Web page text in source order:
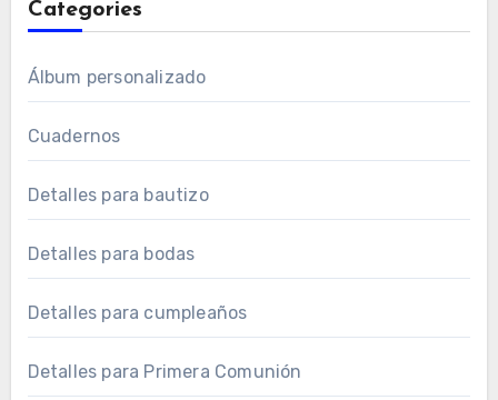
Categories
Álbum personalizado
Cuadernos
Detalles para bautizo
Detalles para bodas
Detalles para cumpleaños
Detalles para Primera Comunión